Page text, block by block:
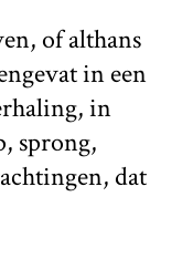
of althans
in een
in
sprong,
dat